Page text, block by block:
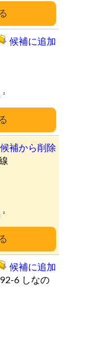
2
候補に追加
2
候補から削除
6 しなの
候補に追加